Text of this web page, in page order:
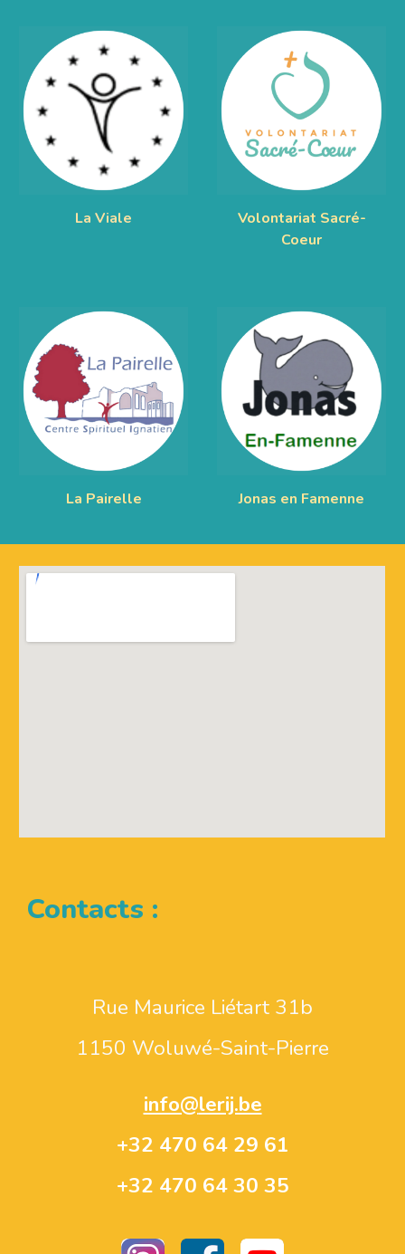
La Viale
Volontariat Sacré-
Coeur
La Pairelle Jonas en Famenne
Contacts :
Rue Maurice Liétart 31b
1150 Woluwé-Saint-Pierre
info@lerij.be
+32 470 64 29 61
+32 470 64 30 35